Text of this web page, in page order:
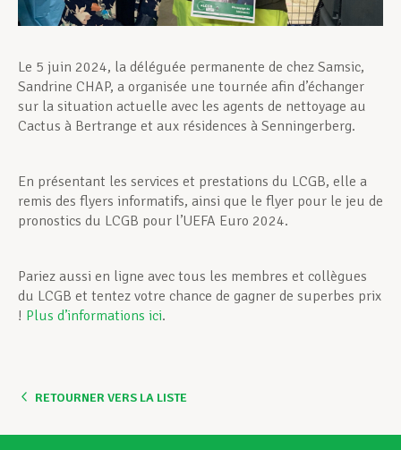
Le 5 juin 2024, la déléguée permanente de chez Samsic,
Sandrine CHAP, a organisée une tournée afin d’échanger
sur la situation actuelle avec les agents de nettoyage au
Cactus à Bertrange et aux résidences à Senningerberg.
En présentant les services et prestations du LCGB, elle a
remis des flyers informatifs, ainsi que le flyer pour le jeu de
pronostics du LCGB pour l’UEFA Euro 2024.
Pariez aussi en ligne avec tous les membres et collègues
du LCGB et tentez votre chance de gagner de superbes prix
! Plus d’informations ici.
RETOURNER VERS LA LISTE